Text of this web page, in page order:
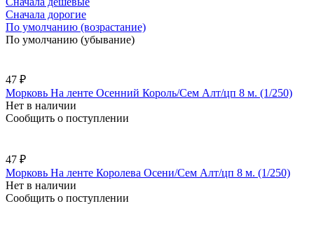
Сначала дорогие
По умолчанию (возрастание)
По умолчанию (убывание)
47 ₽
Морковь На ленте Осенний Король/Сем Алт/цп 8 м. (1/250)
Нет в наличии
Сообщить о поступлении
47 ₽
Морковь На ленте Королева Осени/Сем Алт/цп 8 м. (1/250)
Нет в наличии
Сообщить о поступлении